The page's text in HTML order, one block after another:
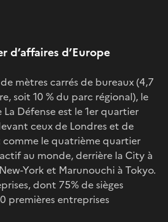
d’affaires d’Europe
mètres carrés de bureaux (4,7
soit 10 % du parc régional), le
Défense est le 1er quartier
ceux de Londres et de
le quatrième quartier
au monde, derrière la City à
York et Marunouchi à Tokyo.
dont 75% de sièges
premières entreprises